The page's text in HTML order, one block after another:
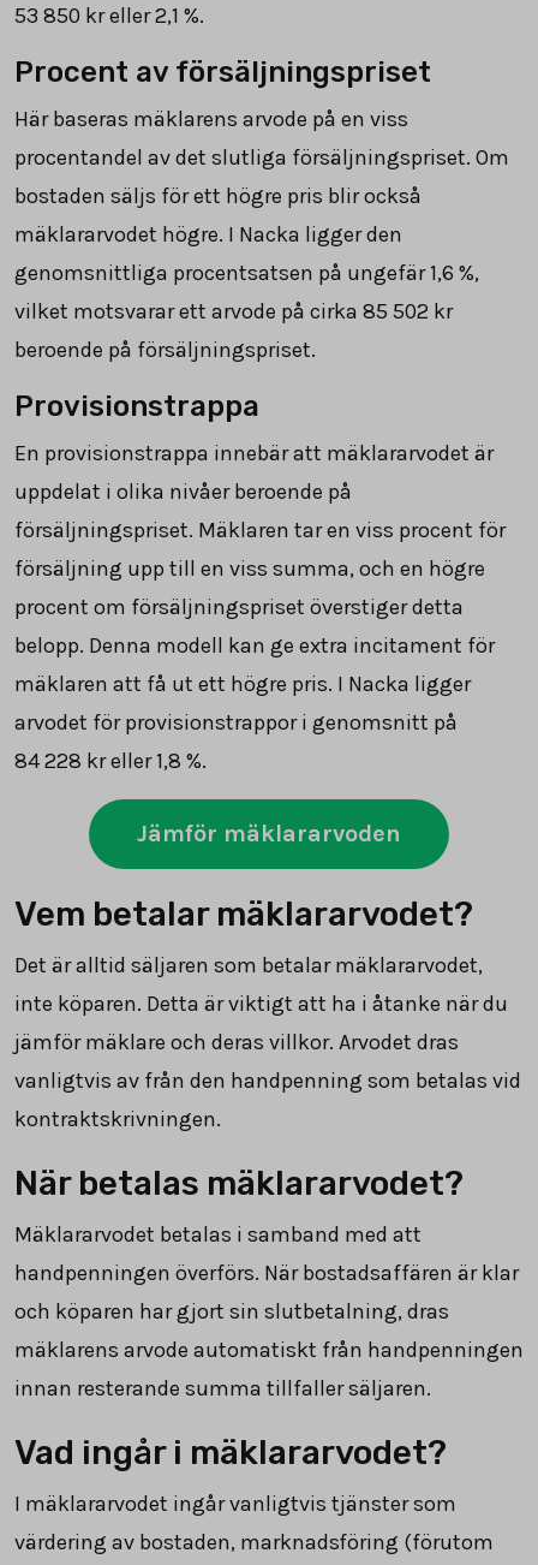
53 850 kr eller 2,1 %.
Procent av försäljningspriset
Här baseras mäklarens arvode på en viss
procentandel av det slutliga försäljningspriset. Om
bostaden säljs för ett högre pris blir också
mäklararvodet högre. I Nacka ligger den
genomsnittliga procentsatsen på ungefär 1,6 %,
vilket motsvarar ett arvode på cirka 85 502 kr
beroende på försäljningspriset.
Provisionstrappa
En provisionstrappa innebär att mäklararvodet är
uppdelat i olika nivåer beroende på
försäljningspriset. Mäklaren tar en viss procent för
försäljning upp till en viss summa, och en högre
procent om försäljningspriset överstiger detta
belopp. Denna modell kan ge extra incitament för
mäklaren att få ut ett högre pris. I Nacka ligger
arvodet för provisionstrappor i genomsnitt på
84 228 kr eller 1,8 %.
Jämför mäklararvoden
Vem betalar mäklararvodet?
Det är alltid säljaren som betalar mäklararvodet,
inte köparen. Detta är viktigt att ha i åtanke när du
jämför mäklare och deras villkor. Arvodet dras
vanligtvis av från den handpenning som betalas vid
kontraktskrivningen.
När betalas mäklararvodet?
Mäklararvodet betalas i samband med att
handpenningen överförs. När bostadsaffären är klar
och köparen har gjort sin slutbetalning, dras
mäklarens arvode automatiskt från handpenningen
innan resterande summa tillfaller säljaren.
Vad ingår i mäklararvodet?
I mäklararvodet ingår vanligtvis tjänster som
värdering av bostaden, marknadsföring (förutom